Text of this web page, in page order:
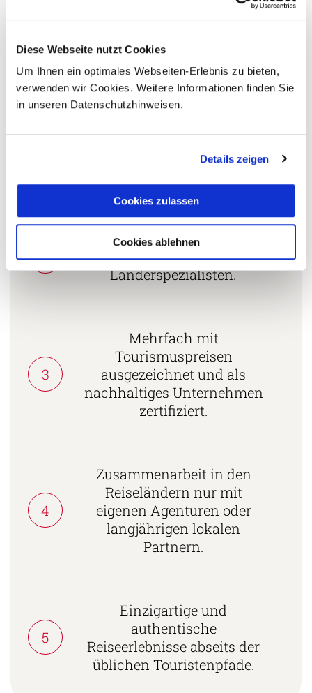
Diese Webseite nutzt Cookies
Um Ihnen ein optimales Webseiten-Erlebnis zu bieten,
verwenden wir Cookies. Weitere Informationen finden Sie
in unseren Datenschutzhinweisen.
Details zeigen
Cookies zulassen
Cookies ablehnen
s.daniels@aventoura.de
5 Gründe warum Sie mit Ihrer Buchung bei uns
Fernreisespezialist mit über
2
Persönliche Beratung durch
vielgereiste
Länderspezialisten.
3
Mehrfach mit
Tourismuspreisen
ausgezeichnet und als
nachhaltiges Unternehmen
zertifiziert.
4
Zusammenarbeit in den
Reiseländern nur mit
eigenen Agenturen oder
langjährigen lokalen
Partnern.
5
Einzigartige und
authentische
Reiseerlebnisse abseits der
üblichen Touristenpfade.